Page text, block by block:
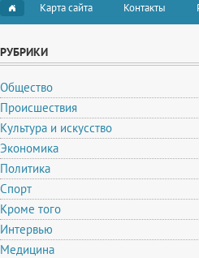
Карта сайта Контакты
РУБРИКИ
Общество
Происшествия
Культура и искусство
Экономика
Политика
Спорт
Кроме того
Интервью
Медицина